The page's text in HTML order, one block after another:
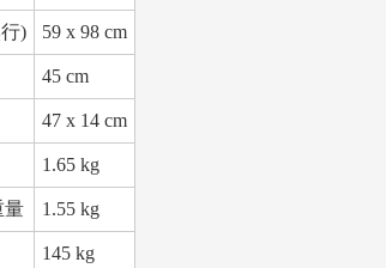
) 59 x 98 cm
45 cm
47 x 14 cm
1.65 kg
量 1.55 kg
145 kg